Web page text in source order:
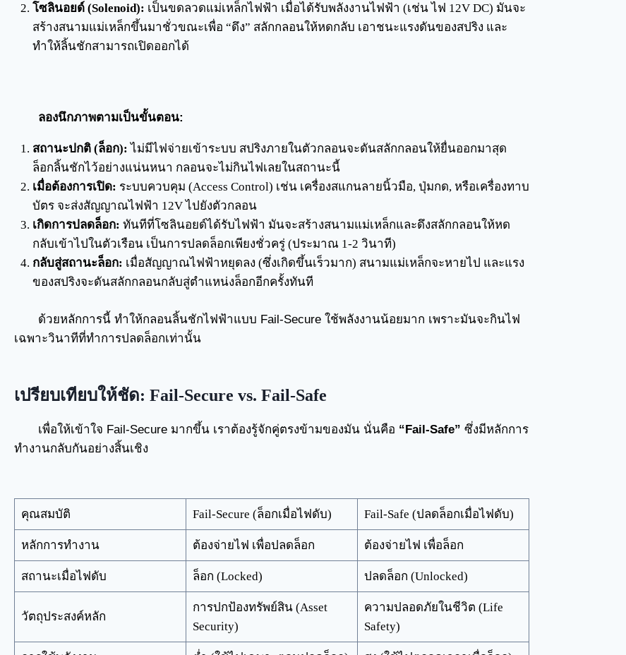
โซลินอยด์ (Solenoid): เป็นขดลวดแม่เหล็กไฟฟ้า เมื่อได้รับพลังงานไฟฟ้า (เช่น ไฟ 12V DC) มันจะ
สร้างสนามแม่เหล็กขึ้นมาชั่วขณะเพื่อ “ดึง” สลักกลอนให้หดกลับ เอาชนะแรงดันของสปริง และ
ทำให้ลิ้นชักสามารถเปิดออกได้
ลองนึกภาพตามเป็นขั้นตอน:
สถานะปกติ (ล็อก): ไม่มีไฟจ่ายเข้าระบบ สปริงภายในตัวกลอนจะดันสลักกลอนให้ยื่นออกมาสุด
ล็อกลิ้นชักไว้อย่างแน่นหนา กลอนจะไม่กินไฟเลยในสถานะนี้
เมื่อต้องการเปิด: ระบบควบคุม (Access Control) เช่น เครื่องสแกนลายนิ้วมือ, ปุ่มกด, หรือเครื่องทาบ
บัตร จะส่งสัญญาณไฟฟ้า 12V ไปยังตัวกลอน
เกิดการปลดล็อก: ทันทีที่โซลินอยด์ได้รับไฟฟ้า มันจะสร้างสนามแม่เหล็กและดึงสลักกลอนให้หด
กลับเข้าไปในตัวเรือน เป็นการปลดล็อกเพียงชั่วครู่ (ประมาณ 1-2 วินาที)
กลับสู่สถานะล็อก: เมื่อสัญญาณไฟฟ้าหยุดลง (ซึ่งเกิดขึ้นเร็วมาก) สนามแม่เหล็กจะหายไป และแรง
ของสปริงจะดันสลักกลอนกลับสู่ตำแหน่งล็อกอีกครั้งทันที
ด้วยหลักการนี้ ทำให้กลอนลิ้นชักไฟฟ้าแบบ Fail-Secure ใช้พลังงานน้อยมาก เพราะมันจะกินไฟ
เฉพาะวินาทีที่ทำการปลดล็อกเท่านั้น
เปรียบเทียบให้ชัด: Fail-Secure vs. Fail-Safe
เพื่อให้เข้าใจ Fail-Secure มากขึ้น เราต้องรู้จักคู่ตรงข้ามของมัน นั่นคือ “Fail-Safe” ซึ่งมีหลักการ
ทำงานกลับกันอย่างสิ้นเชิง
คุณสมบัติ Fail-Secure (ล็อกเมื่อไฟดับ) Fail-Safe (ปลดล็อกเมื่อไฟดับ)
หลักการทำงาน ต้องจ่ายไฟ เพื่อปลดล็อก ต้องจ่ายไฟ เพื่อล็อก
สถานะเมื่อไฟดับ ล็อก (Locked) ปลดล็อก (Unlocked)
วัตถุประสงค์หลัก
การปกป้องทรัพย์สิน (Asset
Security)
ความปลอดภัยในชีวิต (Life
Safety)